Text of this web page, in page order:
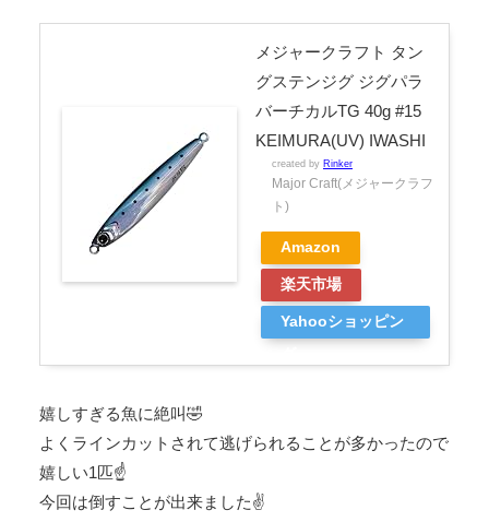
メジャークラフト タン
グステンジグ ジグパラ
バーチカルTG 40g #15
KEIMURA(UV) IWASHI
created by Rinker
Major Craft(メジャークラフ
ト)
Amazon
楽天市場
Yahooショッピン
嬉しすぎる魚に絶叫🤣
よくラインカットされて逃げられることが多かったので
嬉しい1匹☝️
今回は倒すことが出来ました✌️